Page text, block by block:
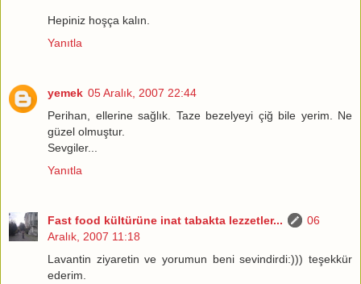
Hepiniz hoşça kalın.
Yanıtla
yemek 05 Aralık, 2007 22:44
Perihan, ellerine sağlık. Taze bezelyeyi çiğ bile yerim. Ne
güzel olmuştur.
Sevgiler...
Yanıtla
Fast food kültürüne inat tabakta lezzetler...
06
Aralık, 2007 11:18
Lavantin ziyaretin ve yorumun beni sevindirdi:))) teşekkür
ederim.